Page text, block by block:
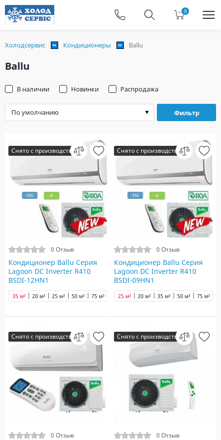
0
Холодсервис Кондиционеры Ballu
Ballu
Фильтр
В наличии Новинки Распродажа
Снято с производства
0 Отзыв
Кондиционер Ballu Серия
Lagoon DC Inverter R410
BSDI-12HN1
20 м² 25 м²
35 м² 50 м² 75 м²
Снято с производства
0 Отзыв
Кондиционер Ballu Серия
Lagoon DC Inverter R410
BSDI-09HN1
20 м²
25 м² 35 м² 50 м² 75 м²
Снято с производства
0 Отзыв
Снято с производства
0 Отзыв